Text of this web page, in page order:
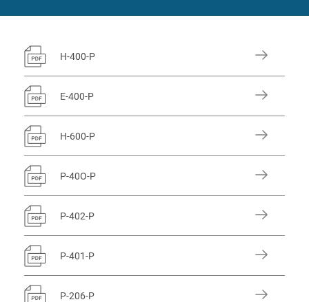
H-400-P
E-400-P
H-600-P
P-40O-P
P-402-P
P-401-P
P-206-P